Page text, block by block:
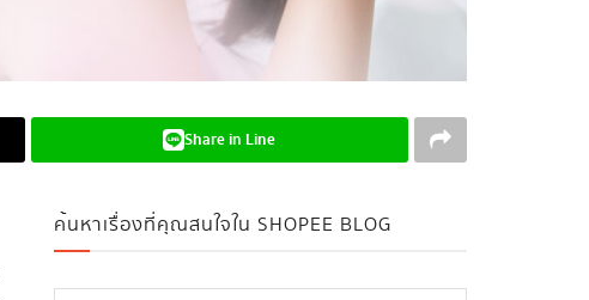
Share in Line
ค้นหาเรื่องที่คุณสนใจใน SHOPEE BLOG